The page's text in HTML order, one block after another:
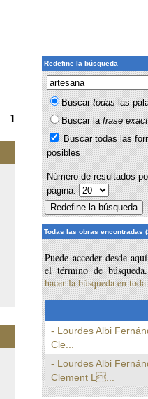
1
Redefine la búsqueda
Buscartodaslas
Buscar lafrase
Buscar todas las
posibles
Número de resultados
página:
Todas las obras encontradas
Puede acceder desde
el término de
hacer la búsqueda en
- Lourdes Albi
Cle...
- Lourdes Albi
Clement L...